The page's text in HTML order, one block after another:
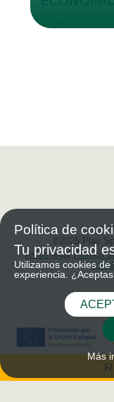
©2025 Play
Aviso legal Política
Política de
Tu privacidad
Utilizamos cookies
experiencia.
Más